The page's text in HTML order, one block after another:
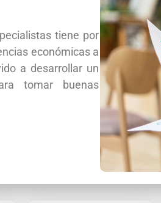
tiene por
económicas a
a desarrollar un
tomar buenas